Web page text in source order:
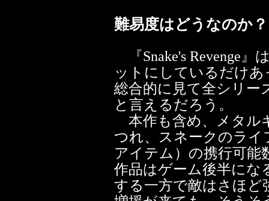
難易度はどうなのか？
『Snake's Revenge』
ットにしているだけ
総合的に見て全シリー
と言えるだろう。
本作も含め、メタル
つれ、スネークのライ
アイテム）の携行可能
作品はゲーム後半にな
する一方で敵はさほど